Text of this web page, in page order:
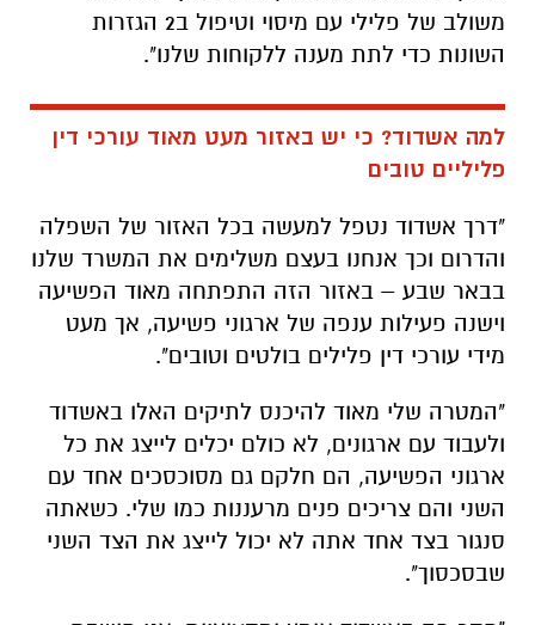
משולב של פלילי עם מיסוי וטיפול ב2 הגזרות
השונות כדי לתת מענה ללקוחות שלנו".
למה אשדוד? כי יש באזור מעט מאוד עורכי דין
פליליים טובים
"דרך אשדוד נטפל למעשה בכל האזור של השפלה
והדרום וכך אנחנו בעצם משלימים את המשרד שלנו
בבאר שבע – באזור הזה התפתחה מאוד הפשיעה
וישנה פעילות ענפה של ארגוני פשיעה, אך מעט
מידי עורכי דין פלילים בולטים וטובים".
"המטרה שלי מאוד להיכנס לתיקים האלו באשדוד
ולעבוד עם ארגונים, לא כולם יכלים לייצג את כל
ארגוני הפשיעה, הם חלקם גם מסוכסכים אחד עם
השני והם צריכים פנים מרעננות כמו שלי. כשאתה
סנגור בצד אחד אתה לא יכול לייצג את הצד השני
שבסכסוך".